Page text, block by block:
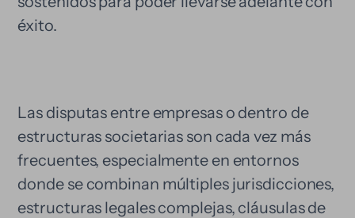
éxito.
Las disputas entre empresas o dentro de
estructuras societarias son cada vez más
frecuentes, especialmente en entornos
donde se combinan múltiples jurisdicciones,
estructuras legales complejas, cláusulas de